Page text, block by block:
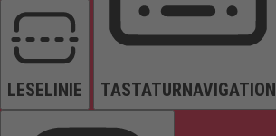
LESELINIE TASTATURNAVIGATION